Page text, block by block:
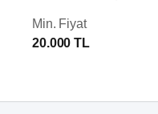
Min. Fiyat
20.000 TL